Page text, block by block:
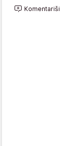
Komentariši